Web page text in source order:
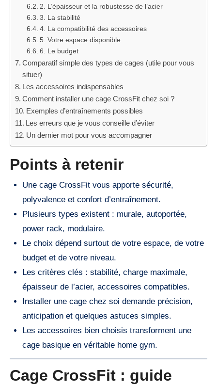
2. L’épaisseur et la robustesse de l’acier
3. La stabilité
4. La compatibilité des accessoires
5. Votre espace disponible
6. Le budget
Comparatif simple des types de cages (utile pour vous
situer)
Les accessoires indispensables
Comment installer une cage CrossFit chez soi ?
Exemples d’entraînements possibles
Les erreurs que je vous conseille d’éviter
Un dernier mot pour vous accompagner
Points à retenir
Une cage CrossFit vous apporte sécurité,
polyvalence et confort d’entraînement.
Plusieurs types existent : murale, autoportée,
power rack, modulaire.
Le choix dépend surtout de votre espace, de votre
budget et de votre niveau.
Les critères clés : stabilité, charge maximale,
épaisseur de l’acier, accessoires compatibles.
Installer une cage chez soi demande précision,
anticipation et quelques astuces simples.
Les accessoires bien choisis transforment une
cage basique en véritable home gym.
Cage CrossFit : guide